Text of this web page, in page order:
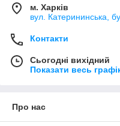
м. Харків
вул. Катерининська,
Контакти
Сьогодні вихідний
Показати весь
Про нас